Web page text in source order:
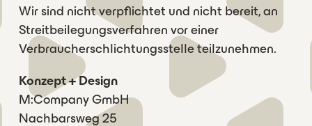
Wir sind nicht verpflichtet und nicht bereit, an
Streitbeilegungsverfahren vor einer
Verbraucherschlichtungsstelle teilzunehmen.
Konzept + Design
M:Company GmbH
Nachbarsweg 25